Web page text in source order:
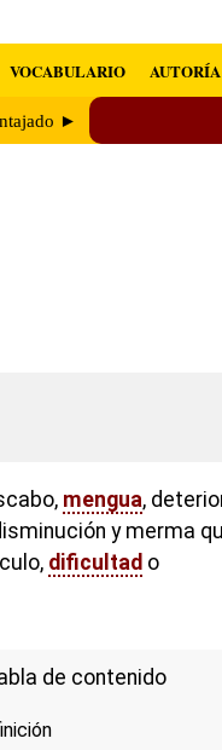
VOCABULARIO AUTORÍA
►
mengua,
y merma
dificultad o
de contenido